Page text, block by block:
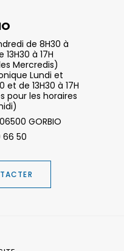
de 8H30 à
13H30 à 17H
Mercredis)
Lundi et
et de 13H30 à 17H
pour les horaires
GORBIO
66 50